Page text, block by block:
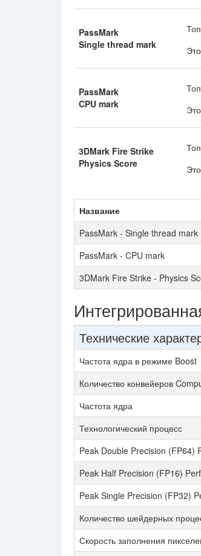
PassMark
Single thread mark
PassMark
CPU mark
3DMark Fire Strike
Physics Score
Название
PassMark - Single thread mark
PassMark - CPU mark
3DMark Fire Strike - Physics
Технические
Частота ядра в режиме Boost
Количество конвейеров
Частота ядра
Технологический процесс
Peak Double Precision (FP64)
Peak Half Precision (FP16)
Peak Single Precision (FP32)
Количество шейдерных
Скорость заполнения